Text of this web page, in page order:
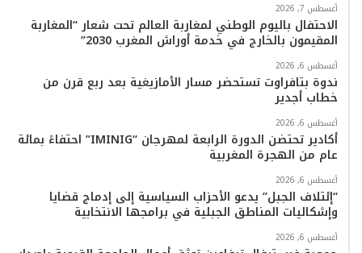
أغسطس 7, 2026
الاحتفال باليوم الوطني لمغاربة العالم تحت شعار “المغاربة
المقيمون بالخارج في خدمة أوراش المغرب 2030”
أغسطس 6, 2026
ندوة بتافراوت تستحضر مسار الأمازيغية بعد ربع قرن من
خطاب أجدير
أغسطس 6, 2026
أكادير تحتضن الدورة الرابعة لمهرجان “IMINIG” احتفاءً بمائة
عام من الهجرة المغربية
أغسطس 6, 2026
“إئتلاف الجبل” يدعو الأحزاب السياسية إلى إدماج قضايا
وإشكاليات المناطق الجبلية في برامجها الانتخابية
أغسطس 6, 2026